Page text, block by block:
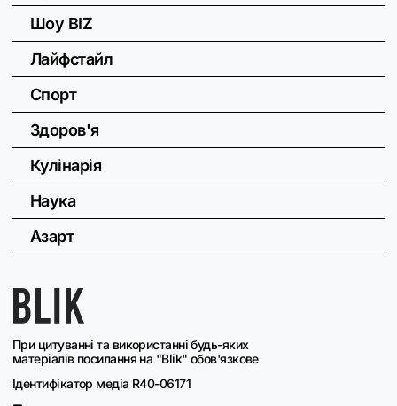
При цитуванні та використанні будь-яких
матеріалів посилання на "Blik" обов'язкове
Ідентифікатор медіа R40-06171
Шоу BIZ
Лайфстайл
Спорт
Здоров'я
Кулінарія
Наука
Азарт